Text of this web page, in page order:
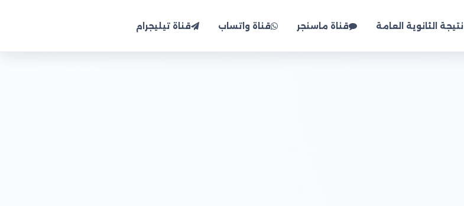
نتيجة الثانوية العامة قناة ماسنجر قناة واتساب قناة تيليجرام